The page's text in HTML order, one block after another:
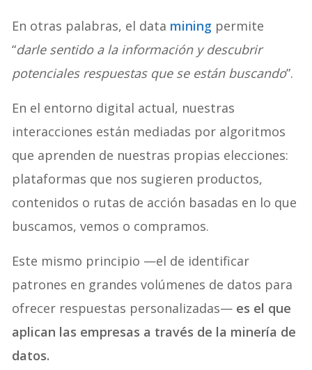
En otras palabras, el data mining permite
“darle sentido a la información y descubrir
potenciales respuestas que se están buscando”.
En el entorno digital actual, nuestras
interacciones están mediadas por algoritmos
que aprenden de nuestras propias elecciones:
plataformas que nos sugieren productos,
contenidos o rutas de acción basadas en lo que
buscamos, vemos o compramos.
Este mismo principio —el de identificar
patrones en grandes volúmenes de datos para
ofrecer respuestas personalizadas— es el que
aplican las empresas a través de la minería de
datos.